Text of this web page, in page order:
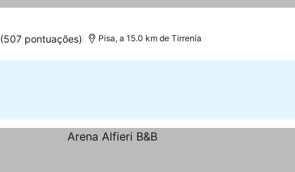
(507 pontuações) Pisa, a 15.0 km de Tirrenia